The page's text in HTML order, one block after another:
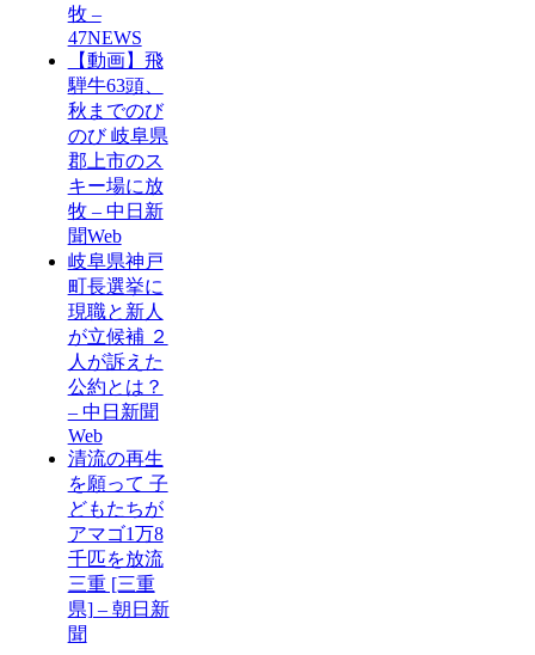
牧 –
47NEWS
【動画】飛
騨牛63頭、
秋までのび
のび 岐阜県
郡上市のス
キー場に放
牧 – 中日新
聞Web
岐阜県神戸
町長選挙に
現職と新人
が立候補 ２
人が訴えた
公約とは？
– 中日新聞
Web
清流の再生
を願って 子
どもたちが
アマゴ1万8
千匹を放流
三重 [三重
県] – 朝日新
聞